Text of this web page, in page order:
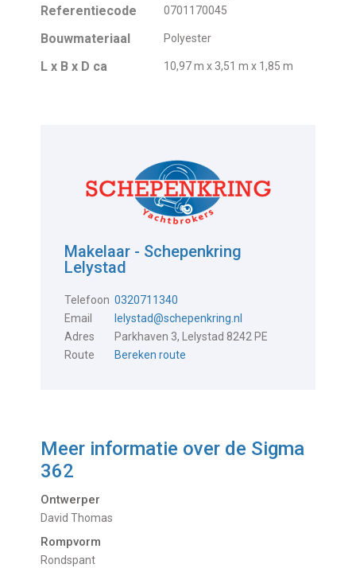
Referentiecode 0701170045
Bouwmateriaal Polyester
L x B x D ca 10,97 m x 3,51 m x 1,85 m
Makelaar - Schepenkring
Lelystad
Telefoon 0320711340
Email
lelystad@schepenkring.nl
Adres
Parkhaven 3, Lelystad 8242 PE
Route
Bereken route
Meer informatie over de Sigma
362
Ontwerper
David Thomas
Rompvorm
Rondspant